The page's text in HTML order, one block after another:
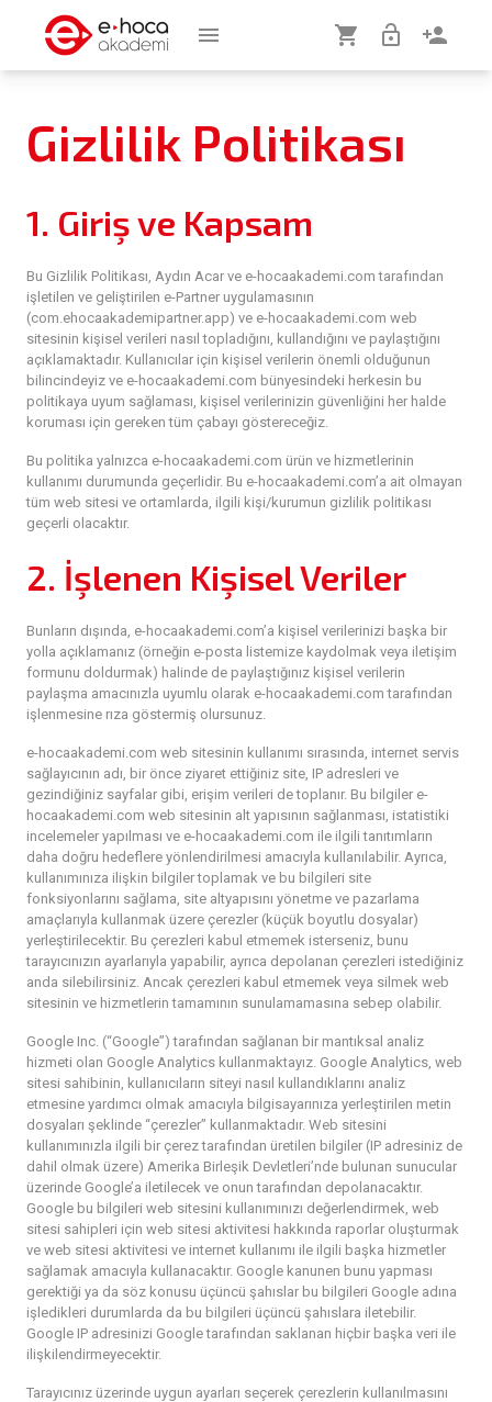
menu shopping_cart lock_open person_add
Gizlilik Politikası
1. Giriş ve Kapsam
Bu Gizlilik Politikası, Aydın Acar ve e-hocaakademi.com tarafından
işletilen ve geliştirilen e-Partner uygulamasının
(com.ehocaakademipartner.app) ve e-hocaakademi.com web
sitesinin kişisel verileri nasıl topladığını, kullandığını ve paylaştığını
açıklamaktadır. Kullanıcılar için kişisel verilerin önemli olduğunun
bilincindeyiz ve e-hocaakademi.com bünyesindeki herkesin bu
politikaya uyum sağlaması, kişisel verilerinizin güvenliğini her halde
koruması için gereken tüm çabayı göstereceğiz.
Bu politika yalnızca e-hocaakademi.com ürün ve hizmetlerinin
kullanımı durumunda geçerlidir. Bu e-hocaakademi.com’a ait olmayan
tüm web sitesi ve ortamlarda, ilgili kişi/kurumun gizlilik politikası
geçerli olacaktır.
2. İşlenen Kişisel Veriler
Bunların dışında, e-hocaakademi.com’a kişisel verilerinizi başka bir
yolla açıklamanız (örneğin e-posta listemize kaydolmak veya iletişim
formunu doldurmak) halinde de paylaştığınız kişisel verilerin
paylaşma amacınızla uyumlu olarak e-hocaakademi.com tarafından
işlenmesine rıza göstermiş olursunuz.
e-hocaakademi.com web sitesinin kullanımı sırasında, internet servis
sağlayıcının adı, bir önce ziyaret ettiğiniz site, IP adresleri ve
gezindiğiniz sayfalar gibi, erişim verileri de toplanır. Bu bilgiler e-
hocaakademi.com web sitesinin alt yapısının sağlanması, istatistiki
incelemeler yapılması ve e-hocaakademi.com ile ilgili tanıtımların
daha doğru hedeflere yönlendirilmesi amacıyla kullanılabilir. Ayrıca,
kullanımınıza ilişkin bilgiler toplamak ve bu bilgileri site
fonksiyonlarını sağlama, site altyapısını yönetme ve pazarlama
amaçlarıyla kullanmak üzere çerezler (küçük boyutlu dosyalar)
yerleştirilecektir. Bu çerezleri kabul etmemek isterseniz, bunu
tarayıcınızın ayarlarıyla yapabilir, ayrıca depolanan çerezleri istediğiniz
anda silebilirsiniz. Ancak çerezleri kabul etmemek veya silmek web
sitesinin ve hizmetlerin tamamının sunulamamasına sebep olabilir.
Google Inc. (“Google”) tarafından sağlanan bir mantıksal analiz
hizmeti olan Google Analytics kullanmaktayız. Google Analytics, web
sitesi sahibinin, kullanıcıların siteyi nasıl kullandıklarını analiz
etmesine yardımcı olmak amacıyla bilgisayarınıza yerleştirilen metin
dosyaları şeklinde “çerezler” kullanmaktadır. Web sitesini
kullanımınızla ilgili bir çerez tarafından üretilen bilgiler (IP adresiniz de
dahil olmak üzere) Amerika Birleşik Devletleri’nde bulunan sunucular
üzerinde Google’a iletilecek ve onun tarafından depolanacaktır.
Google bu bilgileri web sitesini kullanımınızı değerlendirmek, web
sitesi sahipleri için web sitesi aktivitesi hakkında raporlar oluşturmak
ve web sitesi aktivitesi ve internet kullanımı ile ilgili başka hizmetler
sağlamak amacıyla kullanacaktır. Google kanunen bunu yapması
gerektiği ya da söz konusu üçüncü şahıslar bu bilgileri Google adına
işledikleri durumlarda da bu bilgileri üçüncü şahıslara iletebilir.
Google IP adresinizi Google tarafından saklanan hiçbir başka veri ile
ilişkilendirmeyecektir.
Tarayıcınız üzerinde uygun ayarları seçerek çerezlerin kullanılmasını